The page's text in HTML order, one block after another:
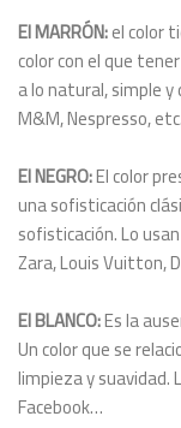
El MARRÓN:el color
color con el que
a lo natural, simple y
M&M, Nespresso, etc.
El NEGRO:El color
una sofisticación
sofisticación. Lo
Zara, Louis Vuitton,
El BLANCO:Es la
Un color que se
limpieza y suavidad.
Facebook…